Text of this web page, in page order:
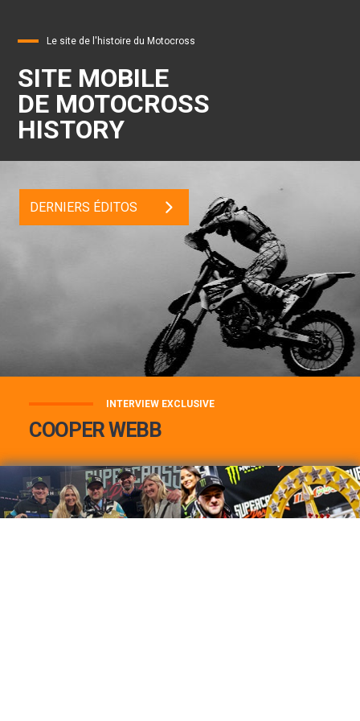
Le site de l'histoire du Motocross
SITE MOBILE
DE MOTOCROSS
HISTORY
DERNIERS ÉDITOS
INTERVIEW EXCLUSIVE
COOPER WEBB